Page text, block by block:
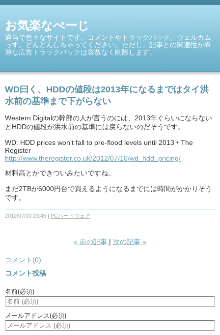
お気楽なぺーじ
適当で色々なサイトです。コメントやトラックバック、ウェルカム
っす。どんどんしちゃってください。ただし、記事との関連性が希
薄な広告トラックバックは容赦なく削除します。
WD曰く、HDDの値段は2013年になるまではタイ洪
水前の基準まで下がらない
Western Digitalの幹部の人が言うのには、2013年ぐらいにならない
とHDDの値段が洪水前の基準には戻らないのだそうです。
WD: HDD prices won't fall to pre-flood levels until 2013 • The
Register
http://www.theregister.co.uk/2012/07/10/wd_hdd_pricing/
材料高とかできついみたいですね。
まだ2TBが6000円台で買えるようになるまでには時間がかかりそう
です。
2012/07/10 23:45 PCハードウェア
« 前の記事 次の記事 »
コメント(0)
コメント投稿
名前(必須)
メールアドレス(必須)